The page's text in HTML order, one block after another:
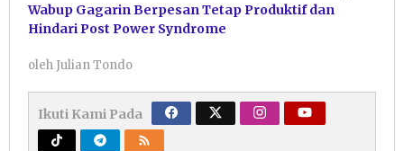
Wabup Gagarin Berpesan Tetap Produktif dan
Hindari Post Power Syndrome
oleh Julian Tondo
Ikuti Kami Pada